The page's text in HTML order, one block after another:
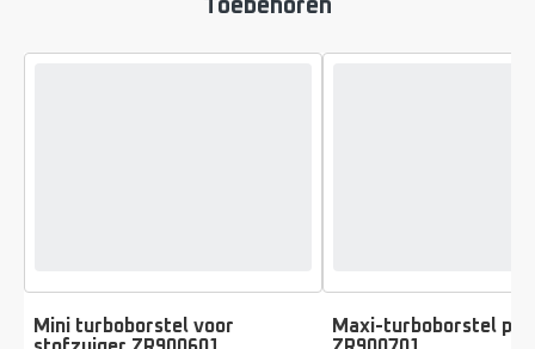
Toebehoren
Mini turboborstel voor
Maxi-turboborstel pro